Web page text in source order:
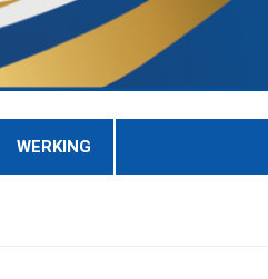
WERKING